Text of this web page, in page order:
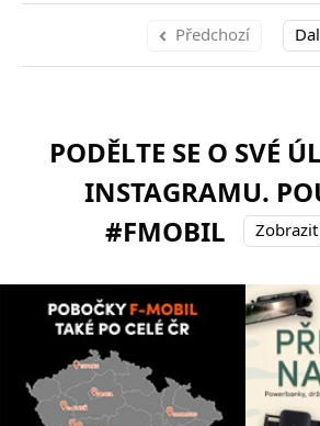
Předchozí
PODĚLTE SE O SVÉ
INSTAGRAMU.
#FMOBIL